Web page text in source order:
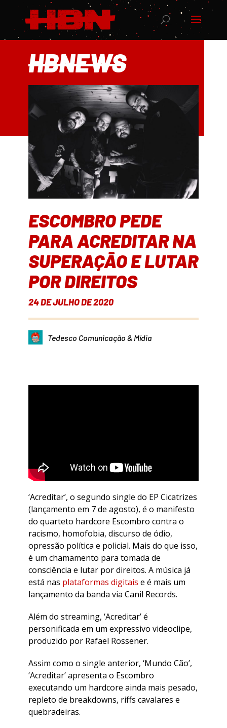
HBNEWS
ESCOMBRO PEDE
PARA ACREDITAR NA
SUPERAÇÃO E LUTAR
POR DIREITOS
24 DE JULHO DE 2020
Tedesco Comunicação & Mídia
‘Acreditar’, o segundo single do EP Cicatrizes
(lançamento em 7 de agosto), é o manifesto
do quarteto hardcore Escombro contra o
racismo, homofobia, discurso de ódio,
opressão política e policial. Mais do que isso,
é um chamamento para tomada de
consciência e lutar por direitos. A música já
está nas plataformas digitais e é mais um
lançamento da banda via Canil Records.
Além do streaming, ‘Acreditar’ é
personificada em um expressivo videoclipe,
produzido por Rafael Rossener.
Assim como o single anterior, ‘Mundo Cão’,
‘Acreditar’ apresenta o Escombro
executando um hardcore ainda mais pesado,
repleto de breakdowns, riffs cavalares e
quebradeiras.